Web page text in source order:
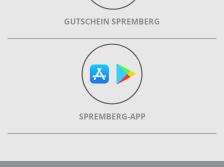
GUTSCHEIN SPREMBERG
SPREMBERG-APP